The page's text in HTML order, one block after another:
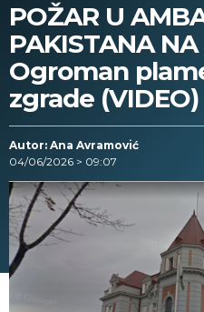
POŽAR U
PAKISTANA
Ogroman
zgrade (VIDEO)
Autor: Ana Avramović
04/06/2026 > 09:07